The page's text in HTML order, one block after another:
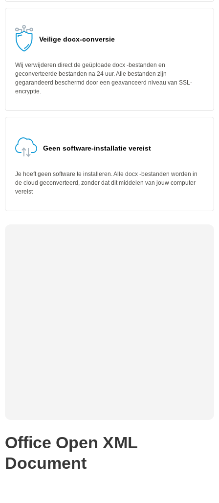
Veilige docx-conversie
Wij verwijderen direct de geüploade docx -bestanden en
geconverteerde bestanden na 24 uur. Alle bestanden zijn
gegarandeerd beschermd door een geavanceerd niveau van SSL-
encryptie.
Geen software-installatie vereist
Je hoeft geen software te installeren. Alle docx -bestanden worden in
de cloud geconverteerd, zonder dat dit middelen van jouw computer
vereist
Office Open XML
Document